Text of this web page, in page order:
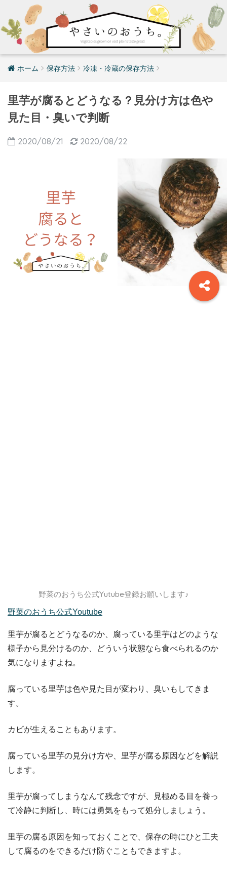
ホーム 保存方法 冷凍・冷蔵の保存方法
里芋が腐るとどうなる？見分け方は色や
見た目・臭いで判断
2020/08/21 2020/08/22
野菜のおうち公式Yutube登録お願いします♪
野菜のおうち公式Youtube
里芋が腐るとどうなるのか、腐っている里芋はどのような
様子から見分けるのか、どういう状態なら食べられるのか
気になりますよね。
腐っている里芋は色や見た目が変わり、臭いもしてきま
す。
カビが生えることもあります。
腐っている里芋の見分け方や、里芋が腐る原因などを解説
します。
里芋が腐ってしまうなんて残念ですが、見極める目を養っ
て冷静に判断し、時には勇気をもって処分しましょう。
里芋の腐る原因を知っておくことで、保存の時にひと工夫
して腐るのをできるだけ防ぐこともできますよ。